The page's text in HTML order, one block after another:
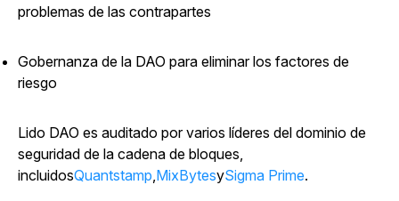
problemas de las contrapartes
Gobernanza de la DAO para eliminar los factores de
riesgo
Lido DAO es auditado por varios líderes del dominio de
seguridad de la cadena de bloques,
incluidosQuantstamp MixBytesySigma Prime.